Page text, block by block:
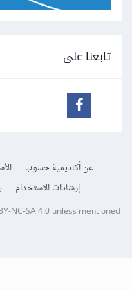
تابعنا على
عن أكاديمية حسوب
إرشادات الاستخدام
NC-SA 4.0unless mentioned